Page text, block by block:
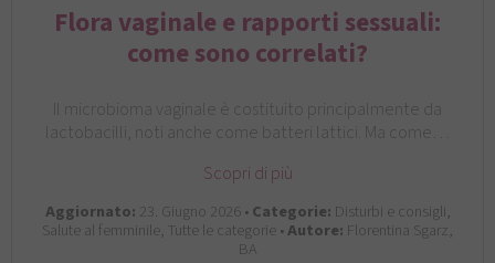
Flora vaginale e rapporti sessuali:
come sono correlati?
Il microbioma vaginale è costituito principalmente da
lactobacilli, noti anche come batteri lattici. Ma come…
Scopri di più
Aggiornato: 23. Giugno 2026 •Categorie: Disturbi e consigli,
Salute al femminile, Tutte le categorie •Autore: Florentina Sgarz,
BA